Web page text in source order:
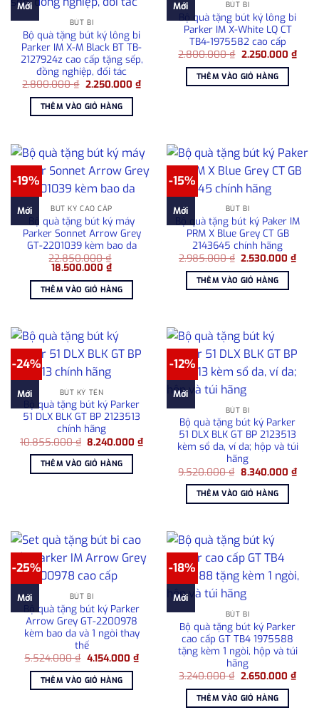
Mới
BÚT BI
Bộ quà tặng bút ký lông bi
Parker IM X-M Black BT TB-
2127924z cao cấp tặng sếp,
đồng nghiệp, đối tác
2.800.000₫ Giá
là:
2.800.000 ₫.
2.250.000 ₫Giá
hiện
THÊM VÀO GIỎ HÀNG
Mới BÚT BI
Bộ quà tặng bút ký lông bi
Parker IM X-White LQ CT
TB4-1975582 cao cấp
2.800.000₫ Giá
là:
2.800.000 ₫.
2.250.000 ₫Giá
hiện
THÊM VÀO GIỎ HÀNG
-19%
Mới BÚT KÝ CAO CẤP
Bộ quà tặng bút ký máy
Parker Sonnet Arrow Grey
GT-2201039 kèm bao da
22.850.000₫
Giá
là:
22.850.000 ₫.
18.500.000 ₫Giá
hiện
tại
là:
18.500.000 ₫.
THÊM VÀO GIỎ HÀNG
-15%
Mới BÚT BI
Bộ quà tặng bút ký Paker IM
PRM X Blue Grey CT GB
2143645 chính hãng
2.985.000₫ Giá
là:
2.985.000 ₫.
2.530.000₫Giá
hiện
THÊM VÀO GIỎ HÀNG
-24%
Mới BÚT KÝ TÊN
Bộ quà tặng bút ký Parker
51 DLX BLK GT BP 2123513
chính hãng
10.855.000₫ Giá
là:
10.855.000 ₫.
8.240.000₫Giá
hiện
8.240.000 ₫.
THÊM VÀO GIỎ HÀNG
-12%
Mới
BÚT BI
Bộ quà tặng bút ký Parker
51 DLX BLK GT BP 2123513
kèm sổ da, ví da; hộp và túi
hãng
9.520.000₫ Giá
là:
9.520.000 ₫.
8.340.000 ₫Giá
hiện
THÊM VÀO GIỎ HÀNG
-25%
Mới BÚT BI
Bộ quà tặng bút ký Parker
Arrow Grey GT-2200978
kèm bao da và 1 ngòi thay
thế
5.524.000₫ Giá
là:
5.524.000 ₫.
4.154.000 ₫Giá
hiện
4.154.000 ₫.
THÊM VÀO GIỎ HÀNG
-18%
Mới
BÚT BI
Bộ quà tặng bút ký Parker
cao cấp GT TB4 1975588
tặng kèm 1 ngòi, hộp và túi
hãng
3.240.000₫ Giá
là:
3.240.000 ₫.
2.650.000 ₫Giá
hiện
THÊM VÀO GIỎ HÀNG